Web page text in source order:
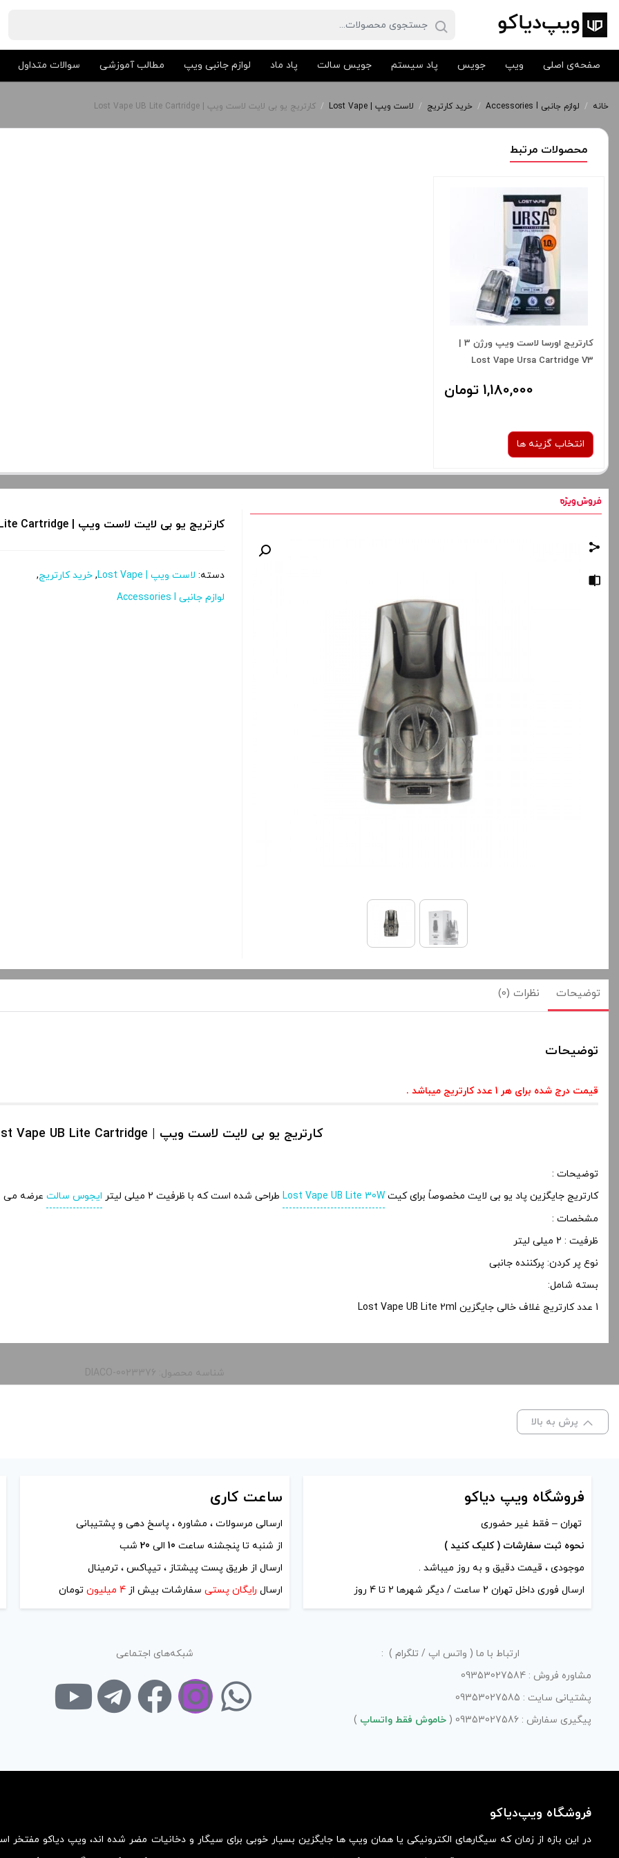
صفحه‌ی اصلی ویپ جویس پاد سیستم جویس سالت پاد ماد لوازم جانبی ویپ مطالب آموزشی سوالات متداول
خانه / لوازم جانبی Accessories l / خرید کارتریج / لاست ویپ | Lost Vape / کارتریج یو بی لایت لاست ویپ | Lost Vape UB Lite Cartridge
محصولات مرتبط
کارتریج اورسا لاست ویپ ورژن 3 |
Lost Vape Ursa Cartridge V3
1,180,000 تومان
انتخاب گزینه ها
برای فعال شدن سبد خرید و نمایش
قیمت ، گزینه های محصول را از کادر
آخرین بروزرسانی قیمت: 13
تمامی قیمت ها بروز هستند.
-
کارتریج یو بی لایت لاست ویپ | Lost Vape UB Lite Cartridge
دسته: لاست ویپ | Lost Vape ,خرید کارتریج,
لوازم جانبی Accessories l
توضیحات نظرات (0)
توضیحات
قیمت درج شده برای هر 1 عدد کارتریج میباشد .
کارتریج یو بی لایت لاست ویپ | Lost Vape UB Lite Cartridge
توضیحات :
کارتریج جایگزین پاد یو بی لایت مخصوصاً برای کیت Lost Vape UB Lite 30W طراحی شده است که با ظرفیت 2 میلی لیتر ایجوس سالت عرضه می
مشخصات :
ظرفیت : 2 میلی لیتر
نوع پر کردن: پرکننده جانبی
بسته شامل:
1 عدد کارتریج غلاف خالی جایگزین Lost Vape UB Lite 2ml
شناسه محصول: DIACO-0023376
پرش به بالا
فروشگاه ویپ دیاکو
تهران – فقط غیر حضوری
نحوه ثبت سفارشات ( کلیک کنید )
موجودی ، قیمت دقیق و به روز میباشد .
ارسال فوری داخل تهران 2 ساعت / دیگر شهرها 2 تا 4 روز
ساعت کاری
ارسالی مرسولات ، مشاوره ، پاسخ دهی و پشتیبانی
از شنبه تا پنجشنه ساعت 10الی 20شب
ارسال از طریق پست پیشتاز ، تیپاکس ، ترمینال
ارسال رایگان پستی سفارشات بیش از 4 میلیون تومان
ارتباط با ما ( واتس اپ / تلگرام ) :
مشاوره فروش : 09353027584
پشتیانی سایت : 09353027585
پیگیری سفارش : 09353027586 (
خاموش فقط واتساپ )
شبکه‌های اجتماعی
فروشگاه ویپ‌دیاکو
در این بازه از زمان که سیگارهای الکترونیکی یا همان ویپ ها جایگزین بسیار خوبی برای سیگار و دخانیات مضر شده اند، ویپ دیاکو